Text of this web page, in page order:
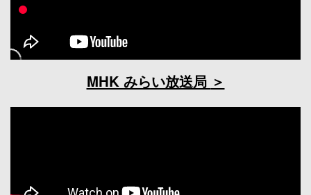
MHK みらい放送局